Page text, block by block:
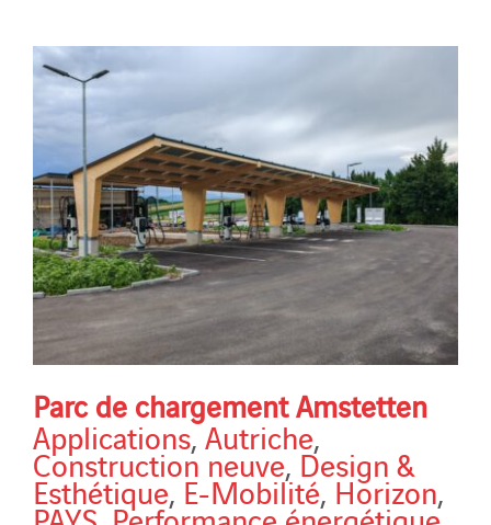
Parc de chargement Amstetten
Applications,Autriche,
Construction neuve,Design &
Esthétique,E-Mobilité,Horizon,